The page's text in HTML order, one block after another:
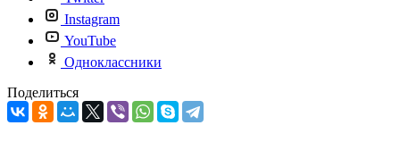
Instagram
YouTube
Одноклассники
Поделиться